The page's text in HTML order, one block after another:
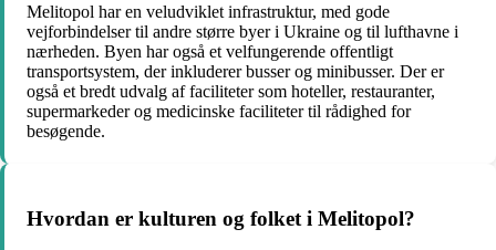
Melitopol har en veludviklet infrastruktur, med gode
vejforbindelser til andre større byer i Ukraine og til lufthavne i
nærheden. Byen har også et velfungerende offentligt
transportsystem, der inkluderer busser og minibusser. Der er
også et bredt udvalg af faciliteter som hoteller, restauranter,
supermarkeder og medicinske faciliteter til rådighed for
besøgende.
Hvordan er kulturen og folket i Melitopol?